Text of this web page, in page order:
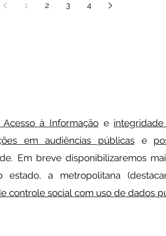
1 2 3 4
à Informaçãoe
em audiências públicase
Em breve disponibilizaremos
a metropolitana
controle social com uso de dados